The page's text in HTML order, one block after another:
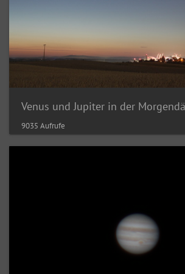
Venus und Jupiter in der
9035 Aufrufe